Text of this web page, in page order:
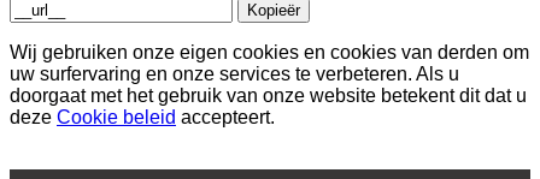
Kopieër
Wij gebruiken onze eigen cookies en cookies van derden om
uw surfervaring en onze services te verbeteren. Als u
doorgaat met het gebruik van onze website betekent dit dat u
deze Cookie beleid accepteert.